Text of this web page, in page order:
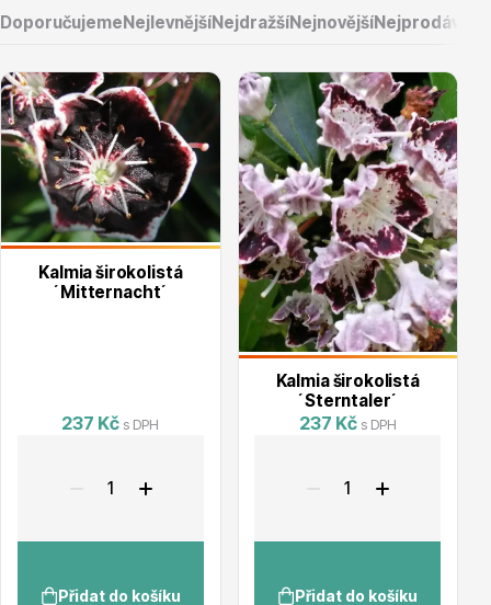
Květináče
Cibuloviny
DoporučujemeNejlevnějšíNejdražšíNejnovější
Kalmia širokolistá
´Mitternacht´
237 Kč s DPH
Přidat do košíku
Kalmia širokolistá
´Sterntaler´
237 Kč s DPH
Přidat do košíku